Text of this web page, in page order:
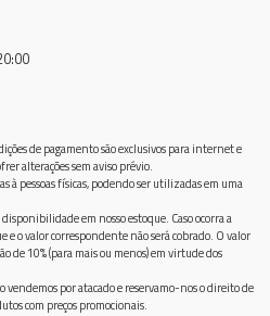
de pagamento são exclusivos para internet e
alterações sem aviso prévio.
à pessoas físicas, podendo ser utilizadas em uma
em nosso estoque. Caso ocorra a
e o valor correspondente não será cobrado. O valor
de 10% (para mais ou menos) em virtude dos
por atacado e reservamo-nos o direito de
com preços promocionais.